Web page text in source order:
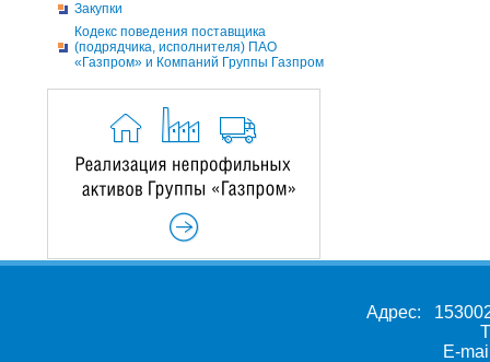
Закупки
Кодекс поведения поставщика
(подрядчика, исполнителя) ПАО
«Газпром» и Компаний Группы Газпром
Адрес:
E-